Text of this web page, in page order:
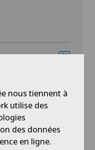
nous tiennent à
utilise des
des données
en ligne.